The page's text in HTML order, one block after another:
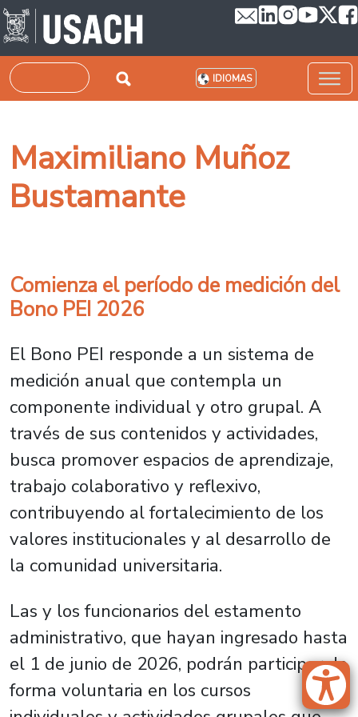
Pasar al contenido principal
Buscar IDIOMAS
Maximiliano Muñoz
Bustamante
Comienza el período de medición del
Bono PEI 2026
El Bono PEI responde a un sistema de
medición anual que contempla un
componente individual y otro grupal. A
través de sus contenidos y actividades,
busca promover espacios de aprendizaje,
trabajo colaborativo y reflexivo,
contribuyendo al fortalecimiento de los
valores institucionales y al desarrollo de
la comunidad universitaria.
Las y los funcionarios del estamento
administrativo, que hayan ingresado hasta
el 1 de junio de 2026, podrán participar de
forma voluntaria en los cursos